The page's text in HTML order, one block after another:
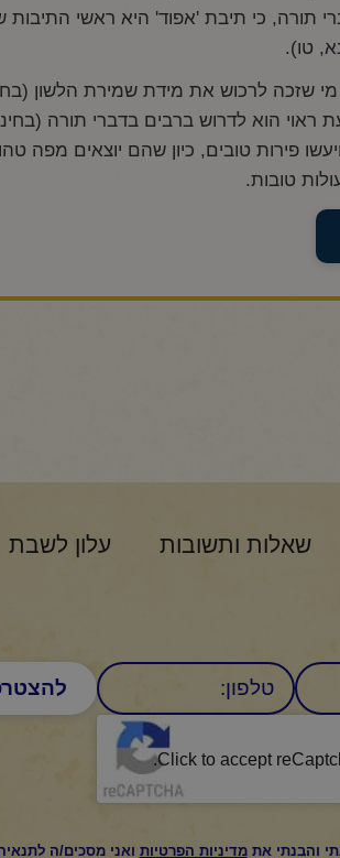
תורה, כי תיבת 'אפוד' היא ראשי
טו).
שזכה לרכוש את מידת שמירת הלשון
ראוי הוא לדרוש ברבים בדברי תורה
פירות טובים, כיון שהם יוצאים מפה
טובות.
שאלות ותשובות עלון לשבת
טלפון:
Click to accept
והבנתי אתמדיניות הפרטיות